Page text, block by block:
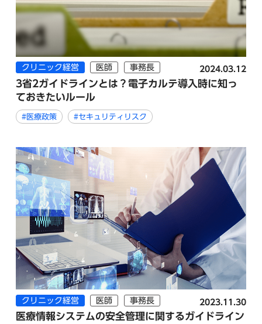
クリニック経営 医師 事務長 2024.03.12
3省2ガイドラインとは？電子カルテ導入時に知っ
ておきたいルール
#医療政策 #セキュリティリスク
クリニック経営 医師 事務長 2023.11.30
医療情報システムの安全管理に関するガイドライン